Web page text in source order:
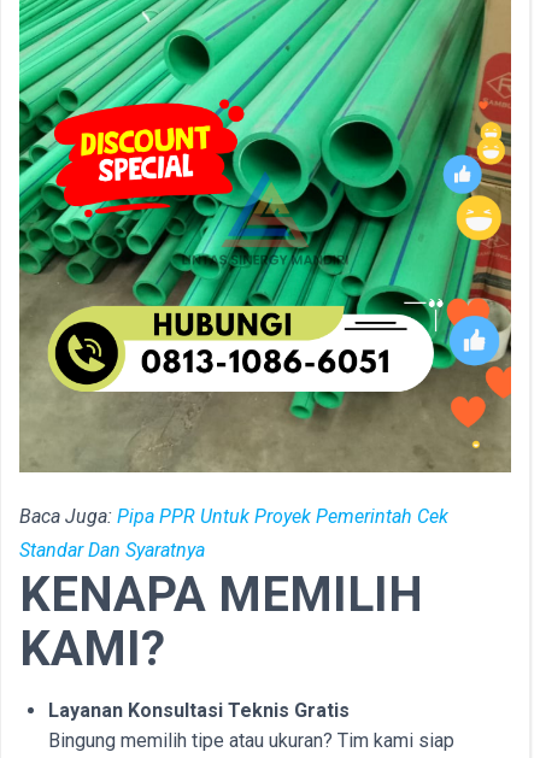
Baca Juga: Pipa PPR Untuk Proyek Pemerintah Cek
Standar Dan Syaratnya
KENAPA MEMILIH
KAMI?
Layanan Konsultasi Teknis Gratis
Bingung memilih tipe atau ukuran? Tim kami siap